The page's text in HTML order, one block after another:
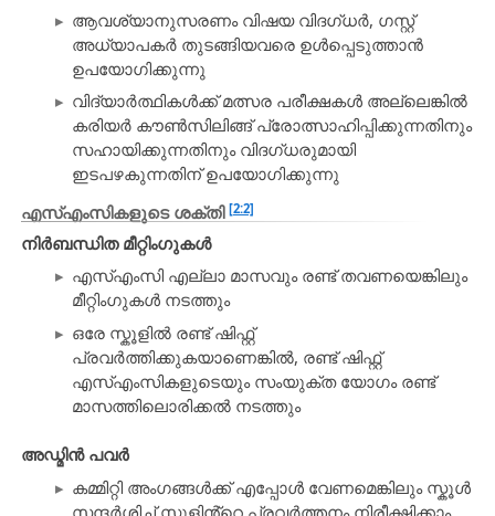
ആവശ്യാനുസരണം വിഷയ വിദഗ്ധർ, ഗസ്റ്റ്
അധ്യാപകർ തുടങ്ങിയവരെ ഉൾപ്പെടുത്താൻ
ഉപയോഗിക്കുന്നു
വിദ്യാർത്ഥികൾക്ക് മത്സര പരീക്ഷകൾ അല്ലെങ്കിൽ
കരിയർ കൗൺസിലിങ്ങ് പ്രോത്സാഹിപ്പിക്കുന്നതിനും
സഹായിക്കുന്നതിനും വിദഗ്ധരുമായി
ഇടപഴകുന്നതിന് ഉപയോഗിക്കുന്നു
എസ്എംസികളുടെ ശക്തി [2:2]
നിർബന്ധിത മീറ്റിംഗുകൾ
എസ്എംസി എല്ലാ മാസവും രണ്ട് തവണയെങ്കിലും
മീറ്റിംഗുകൾ നടത്തും
ഒരേ സ്കൂളിൽ രണ്ട് ഷിഫ്റ്റ്
പ്രവർത്തിക്കുകയാണെങ്കിൽ, രണ്ട് ഷിഫ്റ്റ്
എസ്എംസികളുടെയും സംയുക്ത യോഗം രണ്ട്
മാസത്തിലൊരിക്കൽ നടത്തും
അഡ്മിൻ പവർ
കമ്മിറ്റി അംഗങ്ങൾക്ക് എപ്പോൾ വേണമെങ്കിലും സ്കൂൾ
സന്ദർശിച്ച് സ്കൂളിൻ്റെ പ്രവർത്തനം നിരീക്ഷിക്കാം